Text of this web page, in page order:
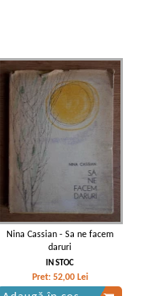
Nina Cassian - Sa ne facem
daruri
IN STOC
Pret: 52,00 Lei